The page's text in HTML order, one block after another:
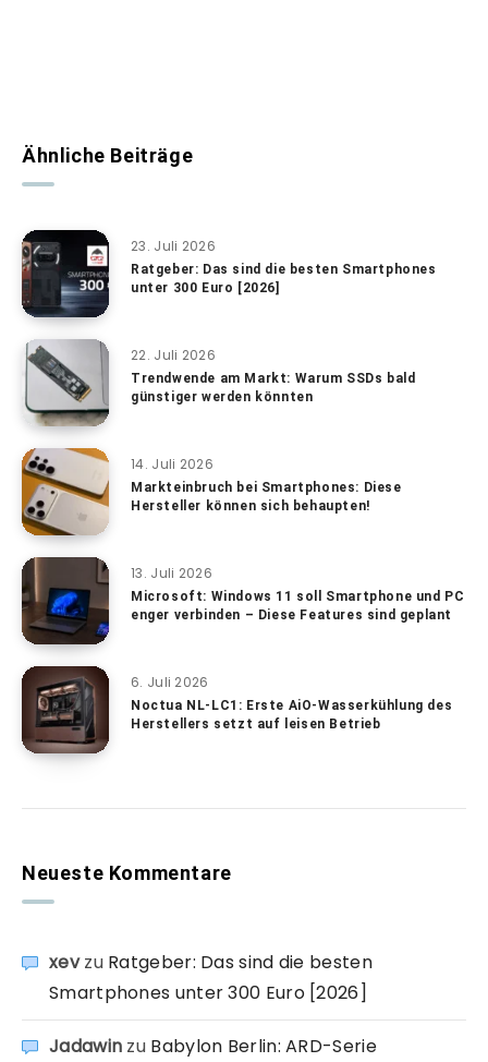
Ähnliche Beiträge
23. Juli 2026
Ratgeber: Das sind die besten Smartphones
unter 300 Euro [2026]
22. Juli 2026
Trendwende am Markt: Warum SSDs bald
günstiger werden könnten
14. Juli 2026
Markteinbruch bei Smartphones: Diese
Hersteller können sich behaupten!
13. Juli 2026
Microsoft: Windows 11 soll Smartphone und PC
enger verbinden – Diese Features sind geplant
6. Juli 2026
Noctua NL-LC1: Erste AiO-Wasserkühlung des
Herstellers setzt auf leisen Betrieb
Neueste Kommentare
xevzu Ratgeber: Das sind die besten
Smartphones unter 300 Euro [2026]
Jadawin zu Babylon Berlin: ARD-Serie